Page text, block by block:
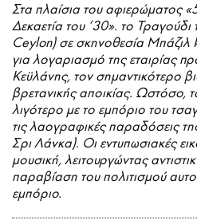
Στα πλαίσια του αφιερώματος
Δεκαετία του ‘30». το
Ceylon) σε σκηνοθεσία Μπάζιλ
για λογαριασμό της εταιρίας
Κεϋλάνης, τον σημαντικότερο
βρετανικής αποικίας. Ωστόσο,
λιγότερο με το εμπόριο του
τις λαογραφικές παραδόσεις
Σρι Λάνκα). Οι εντυπωσιακές
μουσική, λειτουργώντας
παραβίαση του πολιτισμού
εμπόριο.